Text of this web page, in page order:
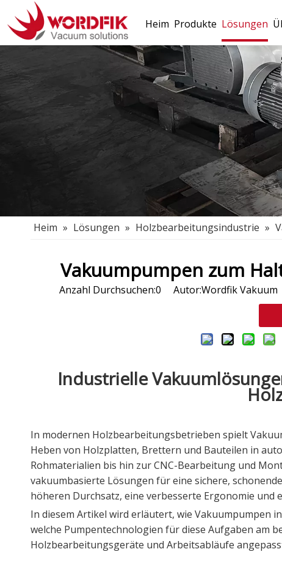
Heim Produkte Lösungen
Heim » Lösungen » Holzbearbeitungsindustrie »
Vakuumpumpen zum
Anzahl Durchsuchen:0 Autor:Wordfik
Industrielle
In modernen Holzbearbeitungsbetrieben spielt
Heben von Holzplatten, Brettern und Bauteilen in
Rohmaterialien bis hin zur CNC-Bearbeitung und
vakuumbasierte Lösungen für eine sichere,
höheren Durchsatz, eine verbesserte Ergonomie
In diesem Artikel wird erläutert, wie Vakuumpumpen
welche Pumpentechnologien für diese Aufgaben am
Holzbearbeitungsgeräte und Arbeitsabläufe